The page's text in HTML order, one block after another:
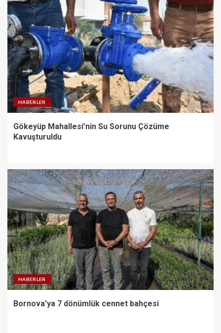
HABERLER
Gökeyüp Mahallesi’nin Su Sorunu Çözüme
Kavuşturuldu
HABERLER
Bornova’ya 7 dönümlük cennet bahçesi